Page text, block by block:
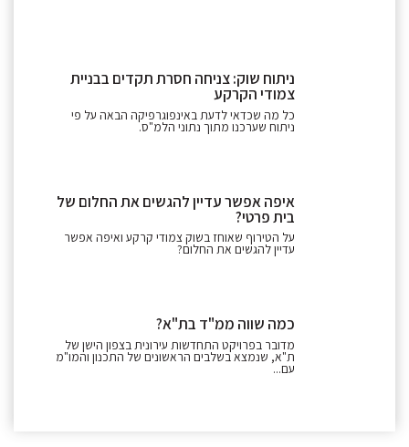
ניתוח שוק: צניחה חסרת תקדים בבניית
צמודי הקרקע
כל מה שכדאי לדעת באינפוגרפיקה הבאה על פי
ניתוח שערכנו מתוך נתוני הלמ"ס.
איפה אפשר עדיין להגשים את החלום של
בית פרטי?
על הטירוף שאוחז בשוק צמודי קרקע ואיפה אפשר
עדיין להגשים את החלום?
כמה שווה ממ"ד בת"א?
מדובר בפרויקט התחדשות עירונית בצפון הישן של
ת"א, שנמצא בשלבים הראשונים של התכנון והמו"מ
עם...